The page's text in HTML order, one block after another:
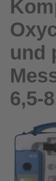
und
6,5-